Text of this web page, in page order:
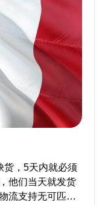
货，5天内就必须
他们当天就发货
流支持无可匹